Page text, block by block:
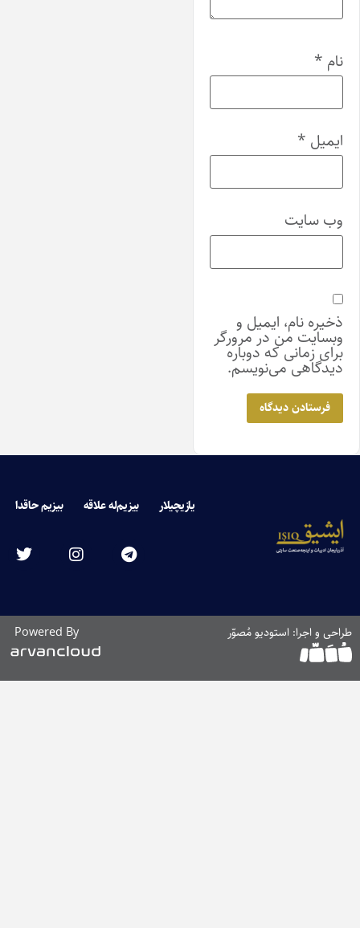
نام*
ایمیل*
وب‌ سایت
ذخیره نام، ایمیل و
وبسایت من در مرورگر
برای زمانی که دوباره
دیدگاهی می‌نویسم.
یازیچیلار بیزیم‌له علاقه بیزیم حاقدا
و اجرا: استودیو مُصوّر Powered By